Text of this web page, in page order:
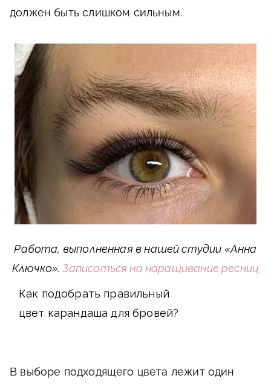
должен быть слишком сильным.
Работа, выполненная в нашей студии «Анна
Ключко».Записаться на наращивание ресниц
Как подобрать правильный
цвет карандаша для бровей?
В выборе подходящего цвета лежит один